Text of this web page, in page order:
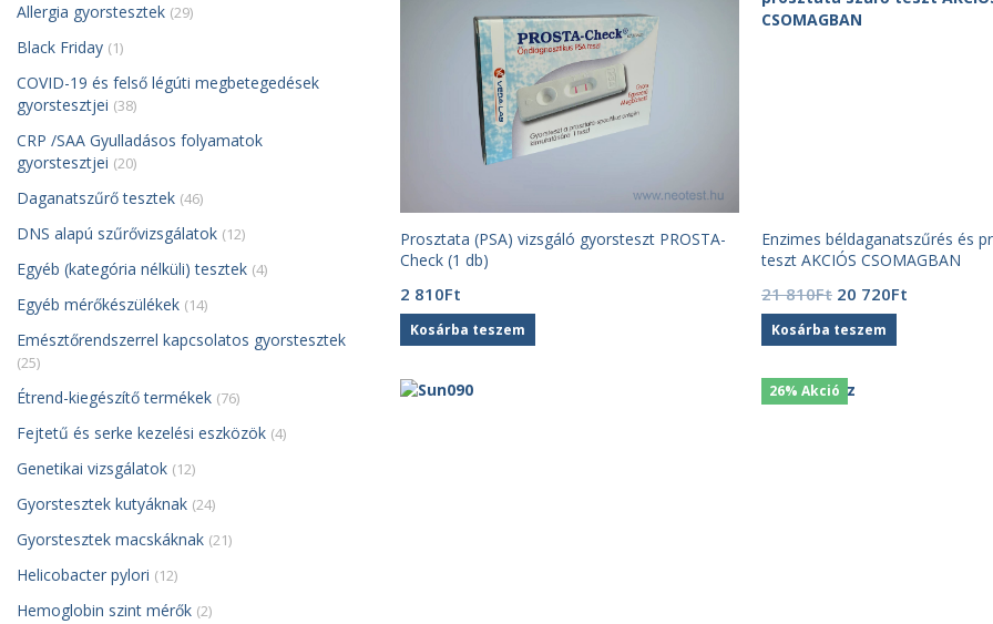
Prosztata (PSA) vizsgáló gyorsteszt PROSTA-
Check (1 db)
2 810Ft
Kosárba teszem
Enzimes béldaganatszűrés és
teszt AKCIÓS CSOMAGBAN
21 810Ft Original
price
was:
810Ft.
20 720FtCurrent
Kosárba teszem
26% Akció
Allergia gyorstesztek (29)
Black Friday (1)
COVID-19 és felső légúti megbetegedések
gyorstesztjei (38)
CRP /SAA Gyulladásos folyamatok
gyorstesztjei (20)
Daganatszűrő tesztek (46)
DNS alapú szűrővizsgálatok (12)
Egyéb (kategória nélküli) tesztek (4)
Egyéb mérőkészülékek (14)
Emésztőrendszerrel kapcsolatos gyorstesztek
(25)
Étrend-kiegészítő termékek (76)
Fejtetű és serke kezelési eszközök (4)
Genetikai vizsgálatok (12)
Gyorstesztek kutyáknak (24)
Gyorstesztek macskáknak (21)
Helicobacter pylori (12)
Hemoglobin szint mérők (2)